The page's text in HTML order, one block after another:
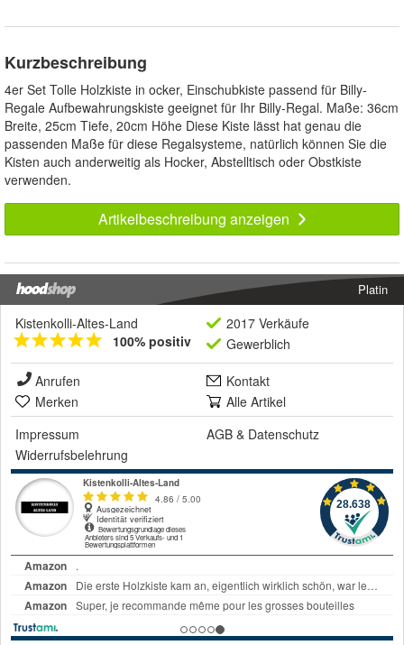
Kurzbeschreibung
4er Set Tolle Holzkiste in ocker, Einschubkiste passend für Billy-
Regale Aufbewahrungskiste geeignet für Ihr Billy-Regal. Maße: 36cm
Breite, 25cm Tiefe, 20cm Höhe Diese Kiste lässt hat genau die
passenden Maße für diese Regalsysteme, natürlich können Sie die
Kisten auch anderweitig als Hocker, Abstelltisch oder Obstkiste
verwenden.
Artikelbeschreibung anzeigen
Platin
Kistenkolli-Altes-Land
100% positiv
2017 Verkäufe
Gewerblich
Anrufen
Kontakt
Merken
Alle Artikel
Impressum
AGB & Datenschutz
Widerrufsbelehrung